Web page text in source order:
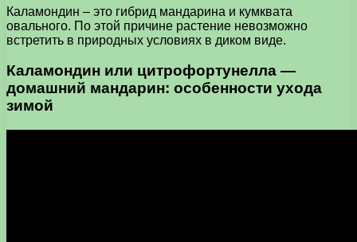
Каламондин – это гибрид мандарина и кумквата
овального. По этой причине растение невозможно
встретить в природных условиях в диком виде.
Каламондин или цитрофортунелла —
домашний мандарин: особенности ухода
зимой